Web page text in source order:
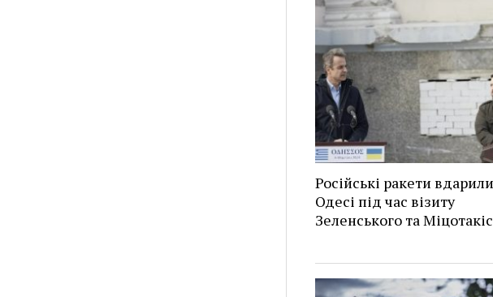
Російські ракети
Одесі під час візиту
Зеленського та